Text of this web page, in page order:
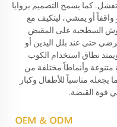
كما يسمح التصميم بزوايا
أو يمشي، ليتكيف مع
السطحية على المقبض
حتى عند بلل اليدين أو
نطاق استخدام الكوب
وأنماطاً مختلفة من
مناسباً للأطفال وكبار
قوة القبضة.